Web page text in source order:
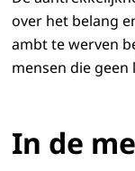
over het belang
ambt te werven
mensen die
In de